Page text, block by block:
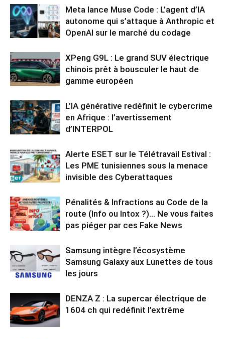
Meta lance Muse Code : L’agent d’IA
autonome qui s’attaque à Anthropic et
OpenAI sur le marché du codage
XPeng G9L : Le grand SUV électrique
chinois prêt à bousculer le haut de
gamme européen
L’IA générative redéfinit le cybercrime
en Afrique : l’avertissement
d’INTERPOL
Alerte ESET sur le Télétravail Estival :
Les PME tunisiennes sous la menace
invisible des Cyberattaques
Pénalités & Infractions au Code de la
route (Info ou Intox ?)… Ne vous faites
pas piéger par ces Fake News
Samsung intègre l’écosystème
Samsung Galaxy aux Lunettes de tous
les jours
DENZA Z : La supercar électrique de
1604 ch qui redéfinit l’extrême